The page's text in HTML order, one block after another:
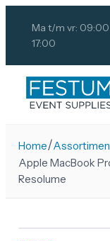
Ma t/m vr:
17:00
Home/
Apple MacBook
Resolume